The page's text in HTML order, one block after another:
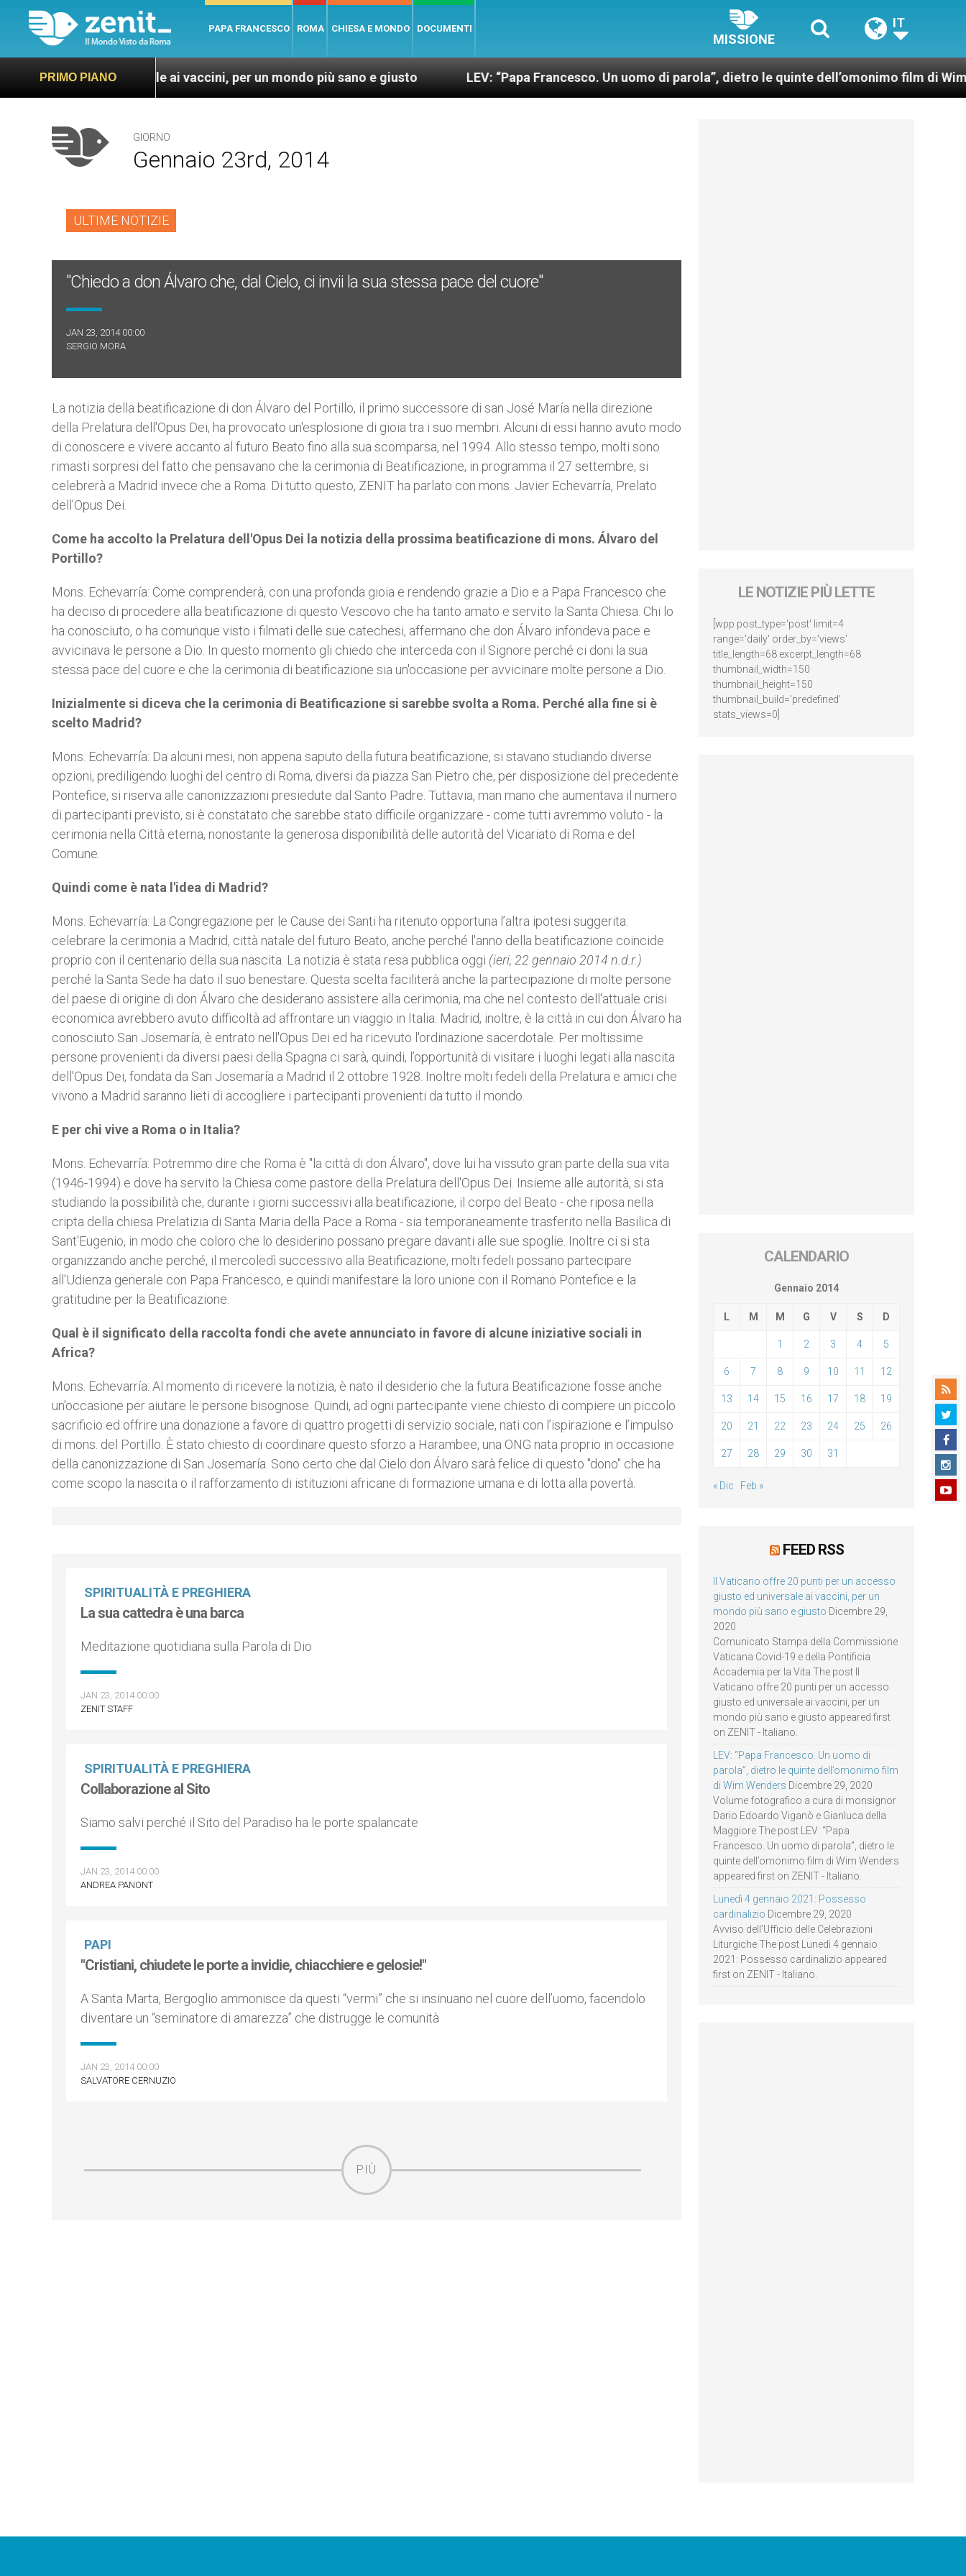
PAPA FRANCESCO ROMA CHIESA E MONDO DOCUMENTI
MISSIONE
IT
PRIMO PIANO
ed universale ai vaccini, per un mondo più sano e giusto LEV: “Papa Francesco. Un uomo di parola”, dietro le quinte dell’omonimo film di Wim Wenders
GIORNO
Gennaio 23rd, 2014
ULTIME NOTIZIE
"Chiedo a don Álvaro che, dal Cielo, ci invii la sua stessa pace del cuore"
JAN 23, 2014 00:00
SERGIO MORA
La notizia della beatificazione di don Álvaro del Portillo, il primo successore di san José María nella direzione
della Prelatura dell'Opus Dei, ha provocato un'esplosione di gioia tra i suo membri. Alcuni di essi hanno avuto modo
di conoscere e vivere accanto al futuro Beato fino alla sua scomparsa, nel 1994. Allo stesso tempo, molti sono
rimasti sorpresi del fatto che pensavano che la cerimonia di Beatificazione, in programma il 27 settembre, si
celebrerà a Madrid invece che a Roma. Di tutto questo, ZENIT ha parlato con mons. Javier Echevarría, Prelato
dell’Opus Dei.
Come ha accolto la Prelatura dell'Opus Dei la notizia della prossima beatificazione di mons. Álvaro del
Portillo?
Mons. Echevarría: Come comprenderà, con una profonda gioia e rendendo grazie a Dio e a Papa Francesco che
ha deciso di procedere alla beatificazione di questo Vescovo che ha tanto amato e servito la Santa Chiesa. Chi lo
ha conosciuto, o ha comunque visto i filmati delle sue catechesi, affermano che don Álvaro infondeva pace e
avvicinava le persone a Dio. In questo momento gli chiedo che interceda con il Signore perché ci doni la sua
stessa pace del cuore e che la cerimonia di beatificazione sia un'occasione per avvicinare molte persone a Dio.
Inizialmente si diceva che la cerimonia di Beatificazione si sarebbe svolta a Roma. Perché alla fine si è
scelto Madrid?
Mons. Echevarría: Da alcuni mesi, non appena saputo della futura beatificazione, si stavano studiando diverse
opzioni, prediligendo luoghi del centro di Roma, diversi da piazza San Pietro che, per disposizione del precedente
Pontefice, si riserva alle canonizzazioni presiedute dal Santo Padre. Tuttavia, man mano che aumentava il numero
di partecipanti previsto, si è constatato che sarebbe stato difficile organizzare - come tutti avremmo voluto - la
cerimonia nella Città eterna, nonostante la generosa disponibilità delle autorità del Vicariato di Roma e del
Comune.
Quindi come è nata l'idea di Madrid?
Mons. Echevarría: La Congregazione per le Cause dei Santi ha ritenuto opportuna l’altra ipotesi suggerita:
celebrare la cerimonia a Madrid, città natale del futuro Beato, anche perché l'anno della beatificazione coincide
proprio con il centenario della sua nascita. La notizia è stata resa pubblica oggi (ieri, 22 gennaio 2014 n.d.r.)
perché la Santa Sede ha dato il suo benestare. Questa scelta faciliterà anche la partecipazione di molte persone
del paese di origine di don Álvaro che desiderano assistere alla cerimonia, ma che nel contesto dell'attuale crisi
economica avrebbero avuto difficoltà ad affrontare un viaggio in Italia. Madrid, inoltre, è la città in cui don Álvaro ha
conosciuto San Josemaría, è entrato nell'Opus Dei ed ha ricevuto l'ordinazione sacerdotale. Per moltissime
persone provenienti da diversi paesi della Spagna ci sarà, quindi, l’opportunità di visitare i luoghi legati alla nascita
dell'Opus Dei, fondata da San Josemaría a Madrid il 2 ottobre 1928. Inoltre molti fedeli della Prelatura e amici che
vivono a Madrid saranno lieti di accogliere i partecipanti provenienti da tutto il mondo.
E per chi vive a Roma o in Italia?
Mons. Echevarría: Potremmo dire che Roma è "la città di don Álvaro", dove lui ha vissuto gran parte della sua vita
(1946-1994) e dove ha servito la Chiesa come pastore della Prelatura dell'Opus Dei. Insieme alle autorità, si sta
studiando la possibilità che, durante i giorni successivi alla beatificazione, il corpo del Beato - che riposa nella
cripta della chiesa Prelatizia di Santa Maria della Pace a Roma - sia temporaneamente trasferito nella Basilica di
Sant'Eugenio, in modo che coloro che lo desiderino possano pregare davanti alle sue spoglie. Inoltre ci si sta
organizzando anche perché, il mercoledì successivo alla Beatificazione, molti fedeli possano partecipare
all'Udienza generale con Papa Francesco, e quindi manifestare la loro unione con il Romano Pontefice e la
gratitudine per la Beatificazione.
Qual è il significato della raccolta fondi che avete annunciato in favore di alcune iniziative sociali in
Africa?
Mons. Echevarría: Al momento di ricevere la notizia, è nato il desiderio che la futura Beatificazione fosse anche
un'occasione per aiutare le persone bisognose. Quindi, ad ogni partecipante viene chiesto di compiere un piccolo
sacrificio ed offrire una donazione a favore di quattro progetti di servizio sociale, nati con l’ispirazione e l’impulso
di mons. del Portillo. È stato chiesto di coordinare questo sforzo a Harambee, una ONG nata proprio in occasione
della canonizzazione di San Josemaría. Sono certo che dal Cielo don Álvaro sarà felice di questo "dono" che ha
come scopo la nascita o il rafforzamento di istituzioni africane di formazione umana e di lotta alla povertà.
SPIRITUALITÀ E PREGHIERA
La sua cattedra è una barca
Meditazione quotidiana sulla Parola di Dio
JAN 23, 2014 00:00
ZENIT STAFF
SPIRITUALITÀ E PREGHIERA
Collaborazione al Sito
Siamo salvi perché il Sito del Paradiso ha le porte spalancate
JAN 23, 2014 00:00
ANDREA PANONT
PAPI
"Cristiani, chiudete le porte a invidie, chiacchiere e gelosie!"
A Santa Marta, Bergoglio ammonisce da questi “vermi” che si insinuano nel cuore dell’uomo, facendolo
diventare un “seminatore di amarezza” che distrugge le comunità
JAN 23, 2014 00:00
SALVATORE CERNUZIO
PIÙ
LE NOTIZIE PIÙ LETTE
[wpp post_type='post' limit=4
range='daily' order_by='views'
title_length=68 excerpt_length=68
thumbnail_width=150
thumbnail_height=150
thumbnail_build='predefined'
stats_views=0]
CALENDARIO
Gennaio 2014
L M M G V S D
1 2 3 4 5
6 7 8 9 10 11 12
13 14 15 16 17 18 19
20 21 22 23 24 25 26
27 28 29 30 31
« Dic Feb »
FEED RSS
Il Vaticano offre 20 punti per un accesso
giusto ed universale ai vaccini, per un
mondo più sano e giusto Dicembre 29,
2020
Comunicato Stampa della Commissione
Vaticana Covid-19 e della Pontificia
Accademia per la Vita The post Il
Vaticano offre 20 punti per un accesso
giusto ed universale ai vaccini, per un
mondo più sano e giusto appeared first
on ZENIT - Italiano.
LEV: “Papa Francesco. Un uomo di
parola”, dietro le quinte dell’omonimo film
di Wim Wenders Dicembre 29, 2020
Volume fotografico a cura di monsignor
Dario Edoardo Viganò e Gianluca della
Maggiore The post LEV: “Papa
Francesco. Un uomo di parola”, dietro le
quinte dell’omonimo film di Wim Wenders
appeared first on ZENIT - Italiano.
Lunedì 4 gennaio 2021: Possesso
cardinalizio Dicembre 29, 2020
Avviso dell’Ufficio delle Celebrazioni
Liturgiche The post Lunedì 4 gennaio
2021: Possesso cardinalizio appeared
first on ZENIT - Italiano.